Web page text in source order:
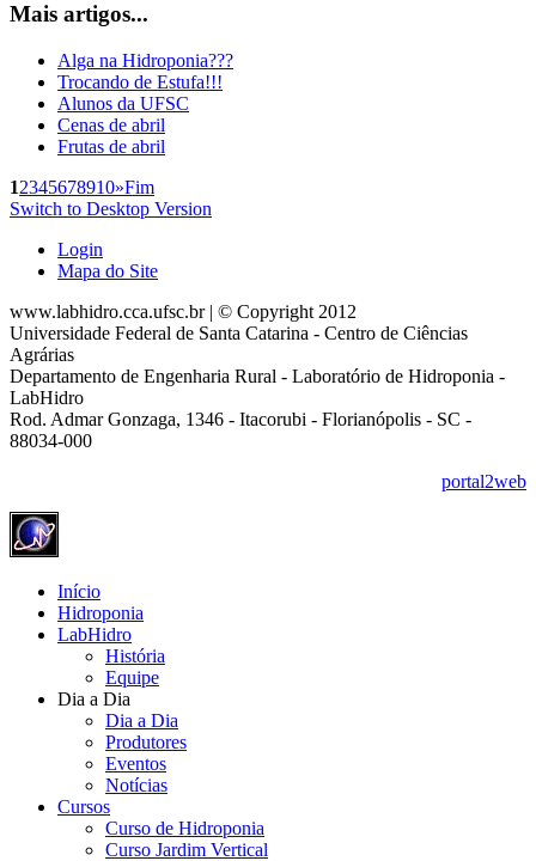
Mais artigos...
Alga na Hidroponia???
Trocando de Estufa!!!
Alunos da UFSC
Cenas de abril
Frutas de abril
12345678910»Fim
Switch to Desktop Version
Login
Mapa do Site
www.labhidro.cca.ufsc.br | © Copyright 2012
Universidade Federal de Santa Catarina - Centro de Ciências
Agrárias
Departamento de Engenharia Rural - Laboratório de Hidroponia -
LabHidro
Rod. Admar Gonzaga, 1346 - Itacorubi - Florianópolis - SC -
88034-000
portal2web
Início
Hidroponia
LabHidro
História
Equipe
Dia a Dia
Dia a Dia
Produtores
Eventos
Notícias
Cursos
Curso de Hidroponia
Curso Jardim Vertical